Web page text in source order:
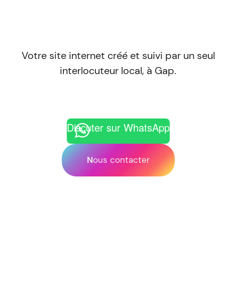
Votre site internet créé et suivi par un seul
interlocuteur local, à Gap.
Discuter sur WhatsApp
Nous contacter